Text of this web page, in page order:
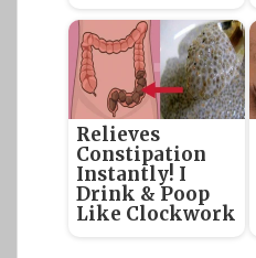
Relieves
Constipation
Instantly! I
Drink & Poop
Like Clockwork